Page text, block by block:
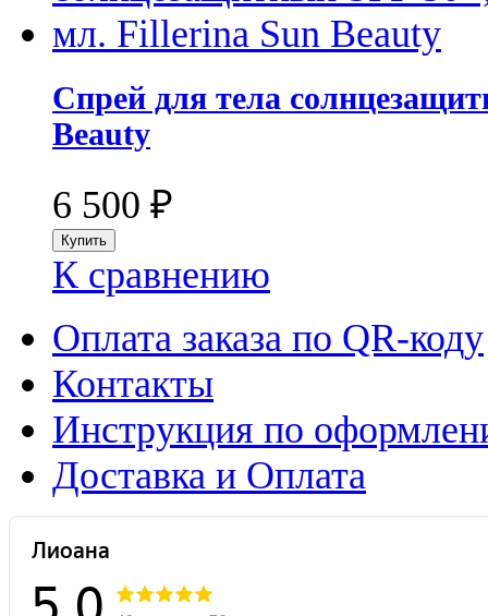
Спрей для тела
Beauty
6 500 ₽
К сравнению
Оплата заказа по QR-коду
Контакты
Инструкция по
Доставка и Оплата